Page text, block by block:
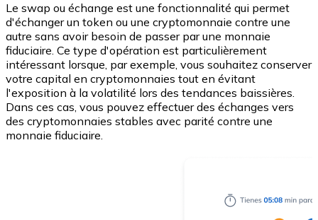
Litecoin
LTC
Le swap ou échange est une fonctionnalité qui permet
d'échanger un token ou une cryptomonnaie contre une
autre sans avoir besoin de passer par une monnaie
fiduciaire. Ce type d'opération est particulièrement
intéressant lorsque, par exemple, vous souhaitez conserver
votre capital en cryptomonnaies tout en évitant
l'exposition à la volatilité lors des tendances baissières.
Dans ces cas, vous pouvez effectuer des échanges vers
des cryptomonnaies stables avec parité contre une
monnaie fiduciaire.